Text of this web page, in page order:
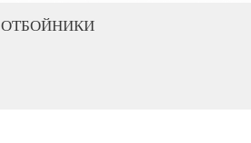
ОТБОЙНИКИ